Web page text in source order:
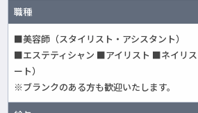
職種
■美容師（スタイリスト・アシスタント）
■エステティシャン ■アイリスト ■ネイリ
ート）
※ブランクのある方も歓迎いたします。